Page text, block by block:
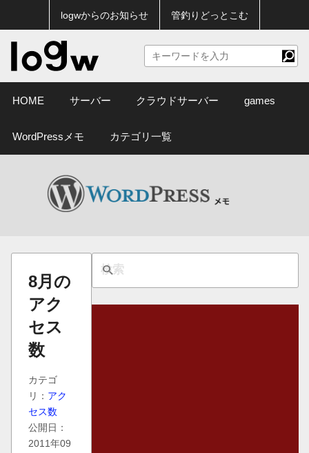
logwからのお知らせ 管釣りどっとこむ
HOME サーバー クラウドサーバー games
WordPressメモ カテゴリ一覧
8月の
アク
セス
数
カテゴ
リ： アク
セス数
公開日：
2011年09